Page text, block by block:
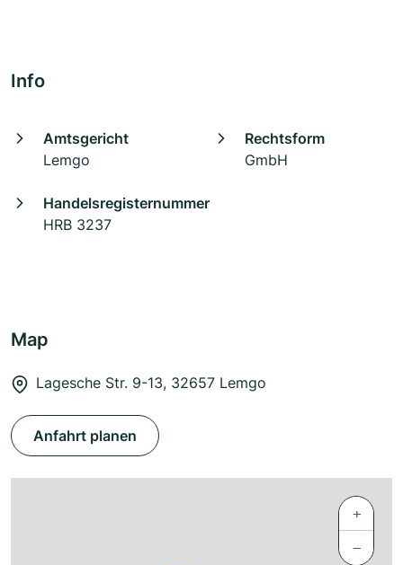
Info
Amtsgericht
Lemgo
Rechtsform
GmbH
Handelsregisternummer
HRB 3237
Map
Lagesche Str. 9-13, 32657 Lemgo
Anfahrt planen
+
−